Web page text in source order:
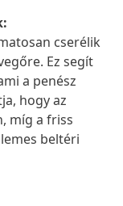
cserélik
Ez segít
a penész
hogy az
míg a friss
beltéri